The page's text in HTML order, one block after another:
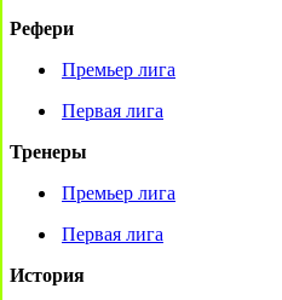
Рефери
Премьер лига
Первая лига
Тренеры
Премьер лига
Первая лига
История